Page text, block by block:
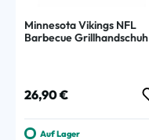
Minnesota Vikings NFL
Barbecue Grillhandschuh
Regulärer Preis:
26,90 €
Auf Lager